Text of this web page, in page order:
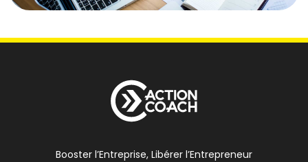
Booster l’Entreprise, Libérer l’Entrepreneur